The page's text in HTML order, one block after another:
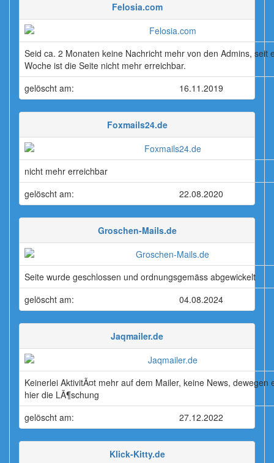
Felosia.com
Seid ca. 2 Monaten keine Nachricht mehr von den Admins, seit
Woche ist die Seite nicht mehr erreichbar.
gelöscht am:
16.11.2019
Foxmails24.de
nicht mehr erreichbar
gelöscht am:
22.08.2020
Groschen-Mails.de
Seite wurde geschlossen und ordnungsgemäss abgewickelt
gelöscht am:
04.08.2024
Jaqmailer.de
Keinerlei AktivitÃ¤t mehr auf dem Mailer, keine News, dewegen
hier die LÃ¶schung
gelöscht am:
27.12.2022
Klick-Kitty.de